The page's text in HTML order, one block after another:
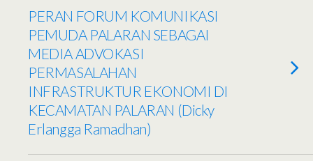
PERAN FORUM KOMUNIKASI
PEMUDA PALARAN SEBAGAI
MEDIA ADVOKASI
PERMASALAHAN
INFRASTRUKTUR EKONOMI DI
KECAMATAN PALARAN (Dicky
Erlangga Ramadhan)